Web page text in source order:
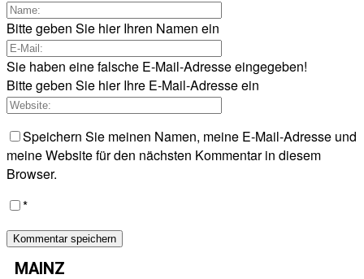
Bitte geben Sie hier Ihren Namen ein
Sie haben eine falsche E-Mail-Adresse eingegeben!
Bitte geben Sie hier Ihre E-Mail-Adresse ein
Speichern Sie meinen Namen, meine E-Mail-Adresse und
meine Website für den nächsten Kommentar in diesem
Browser.
*
MAINZ